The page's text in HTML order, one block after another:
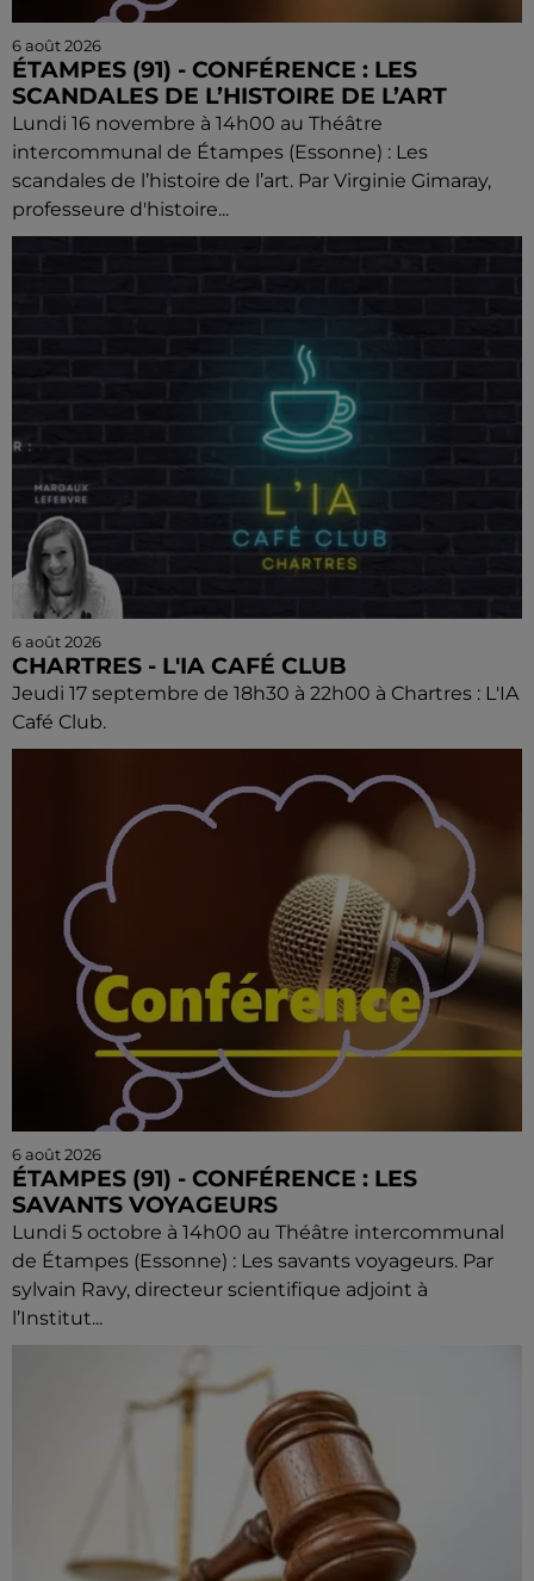
6 août 2026
ÉTAMPES (91) - CONFÉRENCE : LES
SCANDALES DE L’HISTOIRE DE L’ART
Lundi 16 novembre à 14h00 au Théâtre
intercommunal de Étampes (Essonne) : Les
scandales de l’histoire de l’art. Par Virginie Gimaray,
professeure d'histoire...
6 août 2026
CHARTRES - L'IA CAFÉ CLUB
Jeudi 17 septembre de 18h30 à 22h00 à Chartres : L'IA
Café Club.
6 août 2026
ÉTAMPES (91) - CONFÉRENCE : LES
SAVANTS VOYAGEURS
Lundi 5 octobre à 14h00 au Théâtre intercommunal
de Étampes (Essonne) : Les savants voyageurs. Par
sylvain Ravy, directeur scientifique adjoint à
l’Institut...